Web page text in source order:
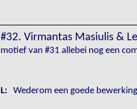
#32. Virmantas Masiulis &
motief van #31 allebei nog een
L: Wederom een goede